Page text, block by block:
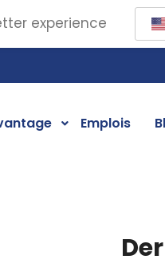
Emplois
experience